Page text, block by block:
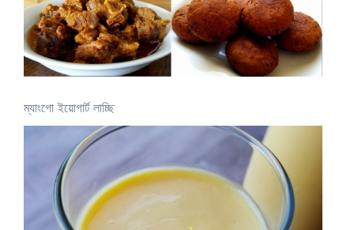
ম্যাংগো ইয়োগার্ট লাচ্ছি